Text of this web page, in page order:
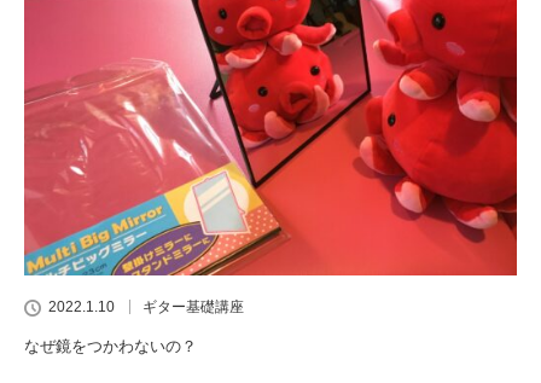
2022.1.10 ギター基礎講座
なぜ鏡をつかわないの？